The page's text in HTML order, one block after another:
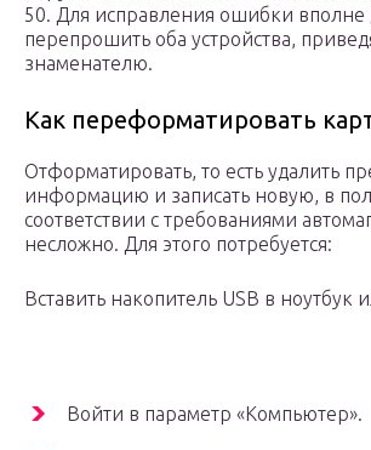
50. Для исправления ошибки вполне
перепрошить оба устройства,
знаменателю.
Как переформатировать
Отформатировать, то есть удалить
информацию и записать новую, в
соответствии с требованиями
несложно. Для этого потребуется:
Вставить накопитель USB в ноутбук
Войти в параметр «Компьютер».